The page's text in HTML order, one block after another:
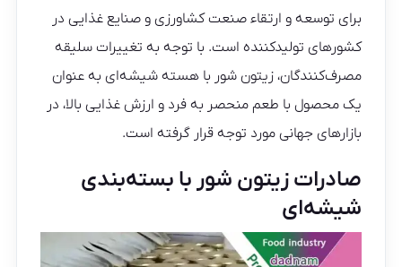
برای توسعه و ارتقاء صنعت کشاورزی و صنایع غذایی در
کشورهای تولیدکننده است. با توجه به تغییرات سلیقه
مصرف‌کنندگان، زیتون شور با هسته شیشه‌ای به عنوان
یک محصول با طعم منحصر به فرد و ارزش غذایی بالا، در
بازارهای جهانی مورد توجه قرار گرفته است.
صادرات زیتون شور با بسته‌بندی
شیشه‌ای